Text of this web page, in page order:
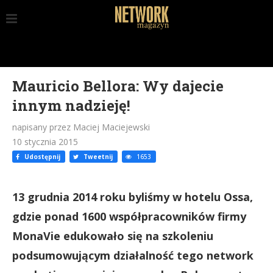
Mauricio Bellora: Wy dajecie
innym nadzieję!
napisany przez Maciej Maciejewski
10 stycznia 2015
Udostępnij Tweetnij 1653
13 grudnia 2014 roku byliśmy w hotelu Ossa,
gdzie ponad 1600 współpracowników firmy
MonaVie edukowało się na szkoleniu
podsumowującym działalność tego network